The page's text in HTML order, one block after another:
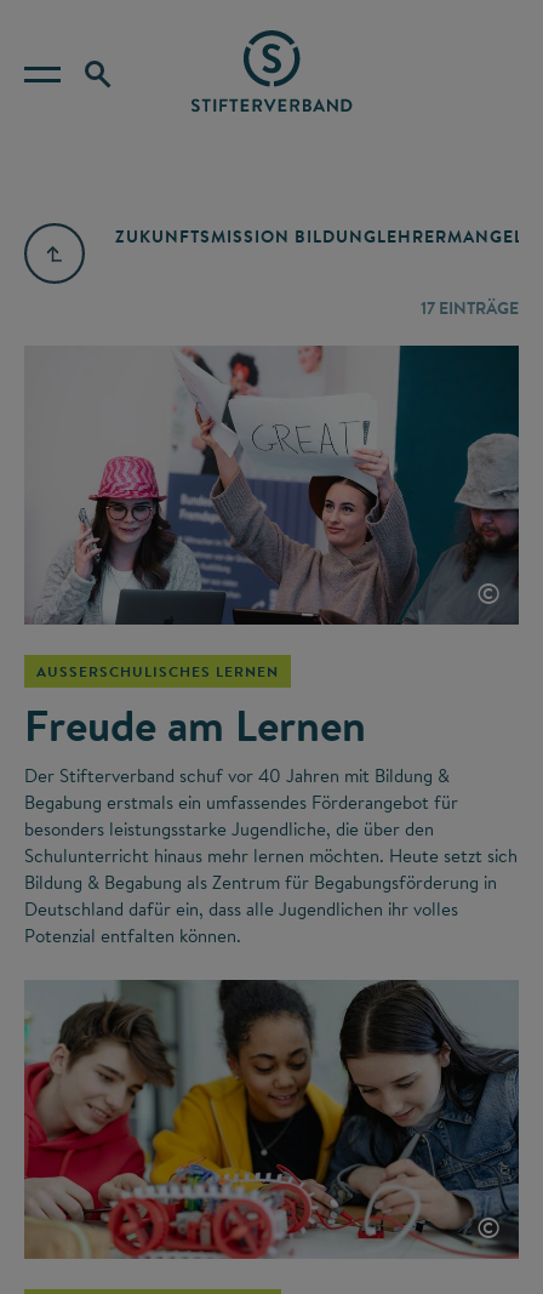
ZUKUNFTSMISSION BILDUNGLEHRERMANGEL
17 EINTRÄGE
©
AUSSERSCHULISCHES LERNEN
Freude am Lernen
Der Stifterverband schuf vor 40 Jahren mit Bildung &
Begabung erstmals ein umfassendes Förderangebot für
besonders leistungsstarke Jugendliche, die über den
Schulunterricht hinaus mehr lernen möchten. Heute setzt sich
Bildung & Begabung als Zentrum für Begabungsförderung in
Deutschland dafür ein, dass alle Jugendlichen ihr volles
Potenzial entfalten können.
©